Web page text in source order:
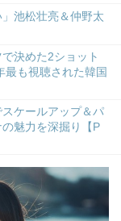
池松壮亮＆仲野太
決めた2ショット
最も視聴された韓国
スケールアップ＆パ
魅力を深掘り【P